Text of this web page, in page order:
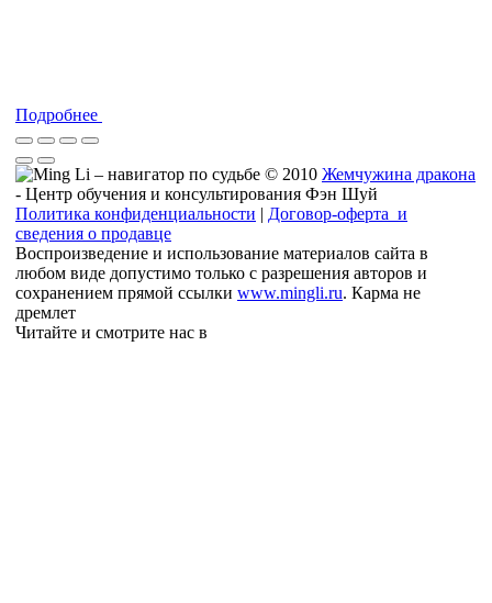
Подробнее
© 2010 Жемчужина дракона
- Центр обучения и консультирования Фэн Шуй
Политика конфиденциальности | Договор-оферта и
сведения о продавце
Воспроизведение и использование материалов сайта в
любом виде допустимо только с разрешения авторов и
сохранением прямой ссылки www.mingli.ru. Карма не
дремлет
Читайте и смотрите нас в